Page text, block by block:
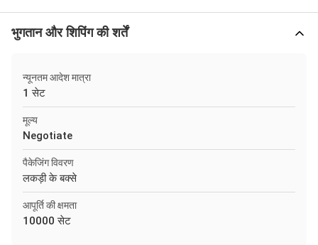
भुगतान और शिपिंग की शर्तें
न्यूनतम आदेश मात्रा
1 सेट
मूल्य
Negotiate
पैकेजिंग विवरण
लकड़ी के बक्से
आपूर्ति की क्षमता
10000 सेट